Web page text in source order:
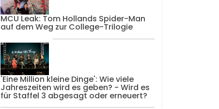
MCU Leak: Tom Hollands Spider-Man
auf dem Weg zur College-Trilogie
'Eine Million kleine Dinge': Wie viele
Jahreszeiten wird es geben? - Wird es
für Staffel 3 abgesagt oder erneuert?